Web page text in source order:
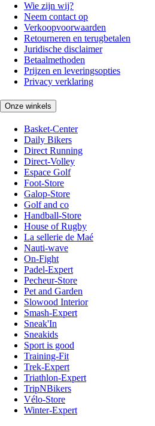
Wie zijn wij?
Neem contact op
Verkoopvoorwaarden
Retourneren en terugbetalen
Juridische disclaimer
Betaalmethoden
Prijzen en leveringsopties
Privacy verklaring
Onze winkels
Basket-Center
Daily Bikers
Direct Running
Direct-Volley
Espace Golf
Foot-Store
Galop-Store
Golf and co
Handball-Store
House of Rugby
La sellerie de Maé
Nauti-wave
On-Fight
Padel-Expert
Pecheur-Store
Pet and Garden
Slowood Interior
Smash-Expert
Sneak'In
Sneakids
Sport is good
Training-Fit
Trek-Expert
Triathlon-Expert
TripNBikers
Vélo-Store
Winter-Expert